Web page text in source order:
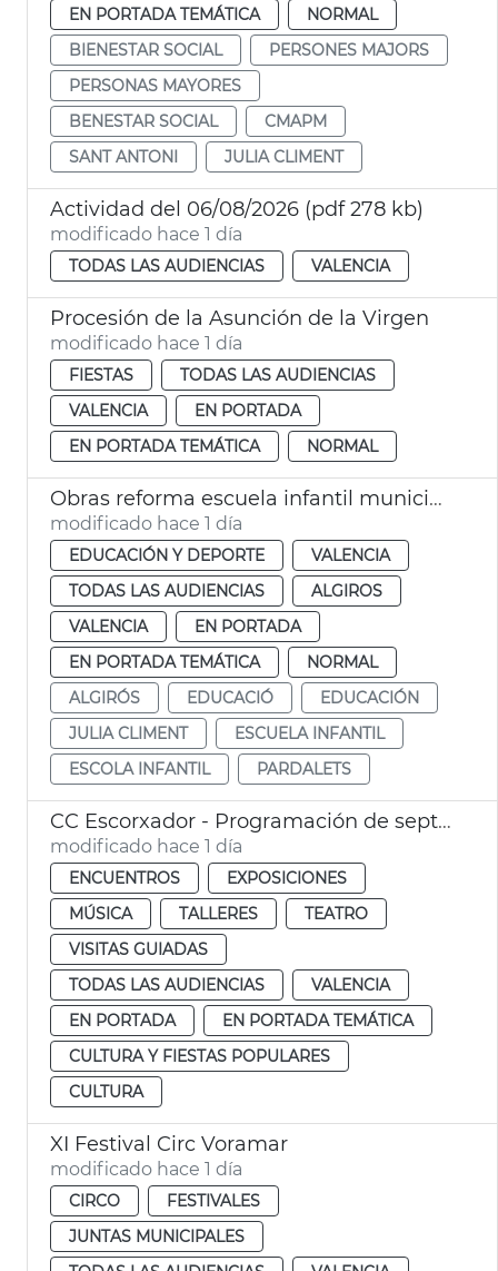
EN PORTADA TEMÁTICA
NORMAL
BIENESTAR SOCIAL
PERSONES MAJORS
PERSONAS MAYORES
BENESTAR SOCIAL
CMAPM
SANT ANTONI
JULIA CLIMENT
Actividad del 06/08/2026 (pdf 278 kb)
modificado hace 1 día
TODAS LAS AUDIENCIAS VALENCIA
Procesión de la Asunción de la Virgen
modificado hace 1 día
FIESTAS
TODAS LAS AUDIENCIAS
VALENCIA
EN PORTADA
EN PORTADA TEMÁTICA
NORMAL
Obras reforma escuela infantil municipal Pardalets
modificado hace 1 día
EDUCACIÓN Y DEPORTE
VALENCIA
TODAS LAS AUDIENCIAS
ALGIROS
VALENCIA
EN PORTADA
EN PORTADA TEMÁTICA
NORMAL
ALGIRÓS
EDUCACIÓ
EDUCACIÓN
JULIA CLIMENT
ESCUELA INFANTIL
ESCOLA INFANTIL
PARDALETS
CC Escorxador - Programación de septiembre
modificado hace 1 día
ENCUENTROS
EXPOSICIONES
MÚSICA
TALLERES
TEATRO
VISITAS GUIADAS
TODAS LAS AUDIENCIAS
VALENCIA
EN PORTADA
EN PORTADA TEMÁTICA
CULTURA Y FIESTAS POPULARES
CULTURA
XI Festival Circ Voramar
modificado hace 1 día
CIRCO
FESTIVALES
JUNTAS MUNICIPALES